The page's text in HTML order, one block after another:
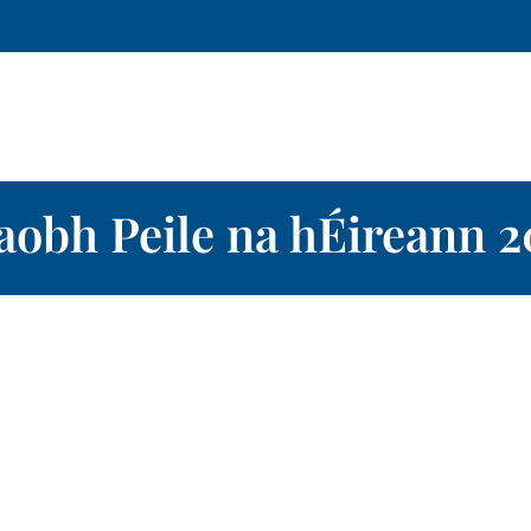
Peile na hÉireann